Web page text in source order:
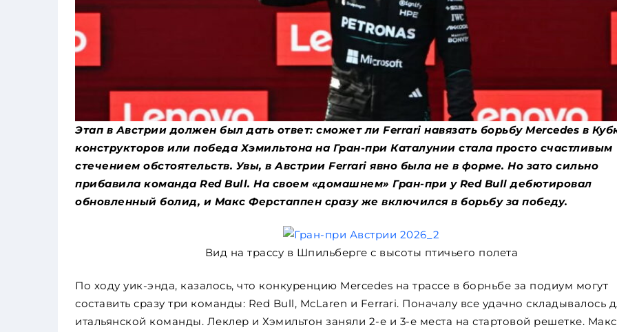
Этап в Австрии должен был дать ответ: сможет ли Ferrari навязать борьбу Mercedes в
конструкторов или победа Хэмильтона на Гран-при Каталунии стала просто счастливым
стечением обстоятельств. Увы, в Австрии Ferrari явно была не в форме. Но зато сильно
прибавила команда Red Bull. На своем «домашнем» Гран-при у Red Bull дебютировал
обновленный болид, и Макс Ферстаппен сразу же включился в борьбу за победу.
Вид на трассу в Шпильберге с высоты птичьего полета
По ходу уик-энда, казалось, что конкуренцию Mercedes на трассе в борньбе за подиум могут
составить сразу три команды: Red Bull, McLaren и Ferrari. Поначалу все удачно складывалось
итальянской команды. Леклер и Хэмильтон заняли 2-е и 3-е места на стартовой решетке. Макс